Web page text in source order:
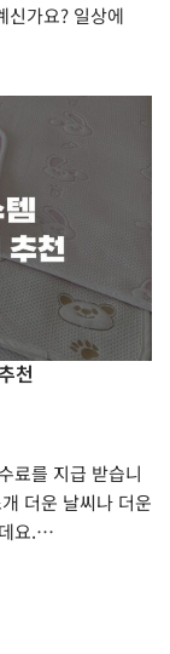
신가요? 일상에
천
료를 지급 받습니
더운 날씨나 더운
요.…